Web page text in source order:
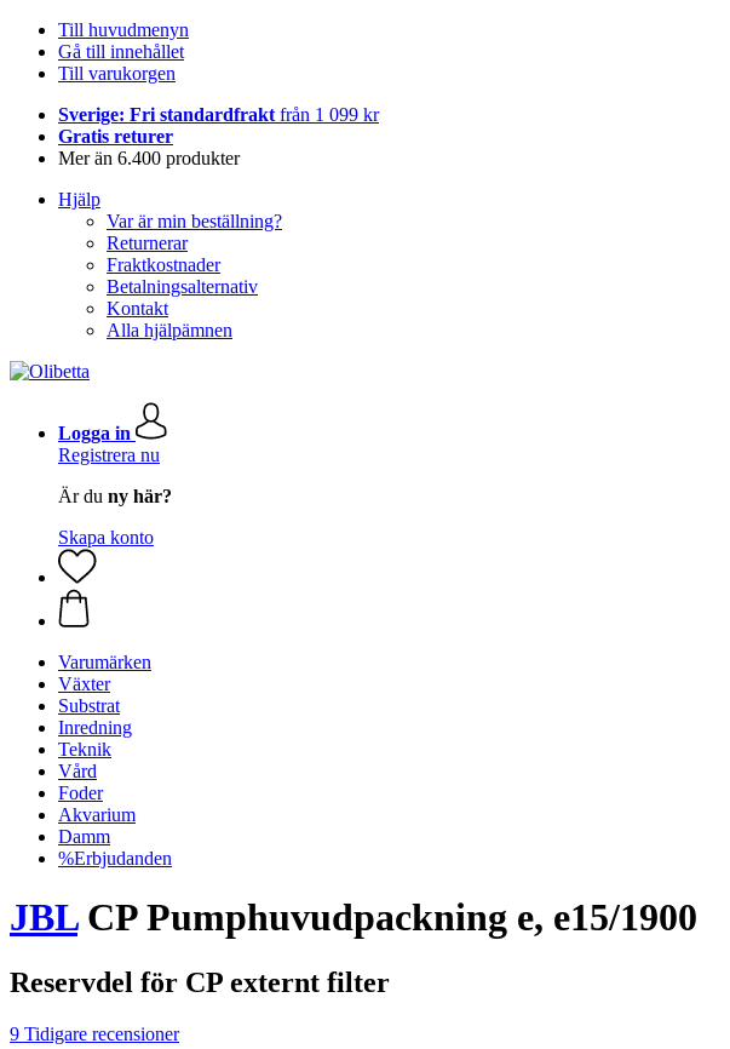
Till huvudmenyn
Gå till innehållet
Till varukorgen
Sverige: Fri standardfrakt från 1 099 kr
Gratis returer
Mer än 6.400 produkter
Hjälp
Var är min beställning?
Returnerar
Fraktkostnader
Betalningsalternativ
Kontakt
Alla hjälpämnen
Logga in
Registrera nu
Är du ny här?
Skapa konto
Varumärken
Växter
Substrat
Inredning
Teknik
Vård
Foder
Akvarium
Damm
%Erbjudanden
JBLCP Pumphuvudpackning e, e15/1900
Reservdel för CP externt filter
9 Tidigare recensioner